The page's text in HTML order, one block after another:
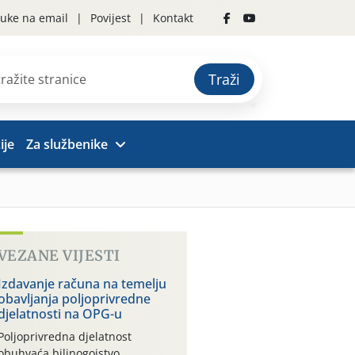
na email Povijest Kontakt
Traži
Za službenike
VIJESTI
računa na temelju
poljoprivredne
na OPG-u
djelatnost